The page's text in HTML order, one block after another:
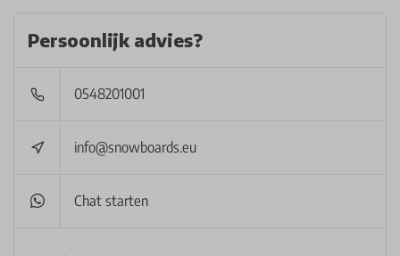
Persoonlijk advies?
0548201001
info@snowboards.eu
Chat starten